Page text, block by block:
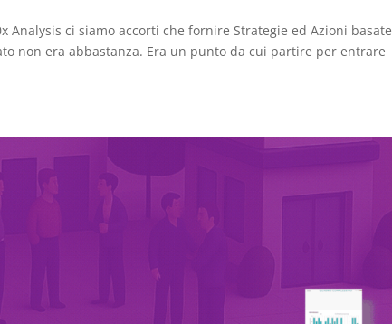
ci siamo accorti che fornire Strategie ed Azioni basate
non era abbastanza. Era un punto da cui partire per entrare